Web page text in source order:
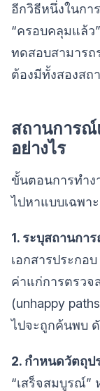
อีกวิธีหนึ่งในกา
“ครอบคลุมแล้ว
ทดสอบสามารถ
ต้องมีทั้งสองสถ
สถานการ
อย่างไร
ขั้นตอนการทำง
ไปหาแบบเฉพา
1. ระบุสถานกา
เอกสารประกอ
ค่าแก่การตรวจ
(unhappy
ไปจะถูกค้นพบ
2. กำหนดวัตถุ
“เสร็จสมบูรณ์”